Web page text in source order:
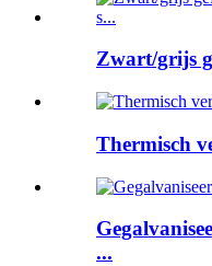
Zwart/grijs
Thermisch
...